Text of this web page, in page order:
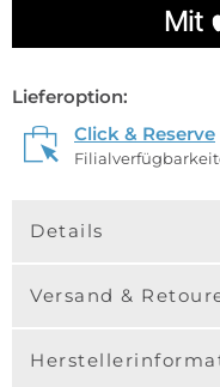
Lieferoption:
Click & Reserve
Details
Versand &